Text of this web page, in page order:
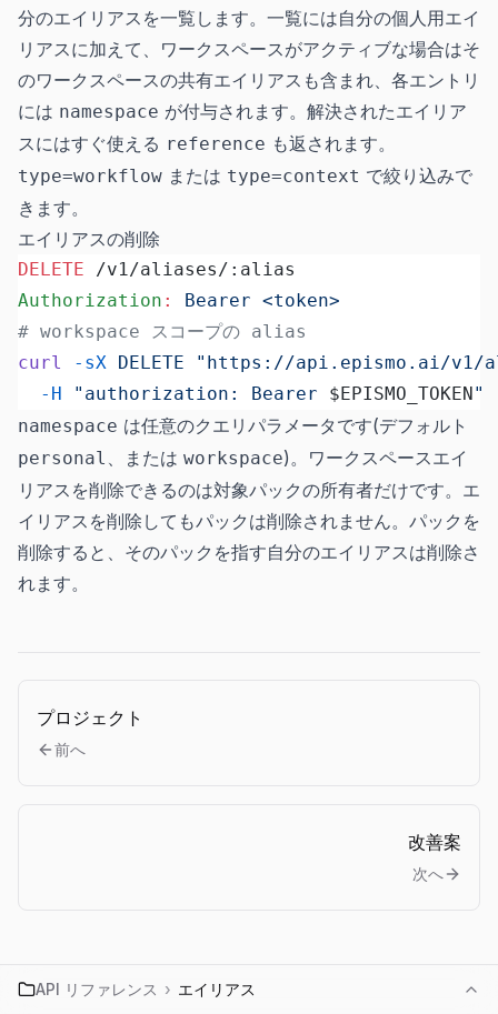
分のエイリアスを一覧します。一覧には自分の個人用エイ
リアスに加えて、ワークスペースがアクティブな場合はそ
のワークスペースの共有エイリアスも含まれ、各エントリ
には namespace が付与されます。解決されたエイリア
スにはすぐ使える reference も返されます。
type=workflow または type=context で絞り込みで
きます。
エイリアスの削除
DELETE /v1/aliases/:alias
Authorization :
Bearer <token>
# workspace スコープの alias
curl
-sX DELETE "https://api.epismo.ai/v1/
  -H
"authorization: Bearer $EPISMO_TOKEN"
namespace は任意のクエリパラメータです(デフォルト
personal 、または workspace)。ワークスペースエイ
リアスを削除できるのは対象パックの所有者だけです。エ
イリアスを削除してもパックは削除されません。パックを
削除すると、そのパックを指す自分のエイリアスは削除さ
れます。
プロジェクト
前へ
改善案
次へ
API リファレンス › エイリアス